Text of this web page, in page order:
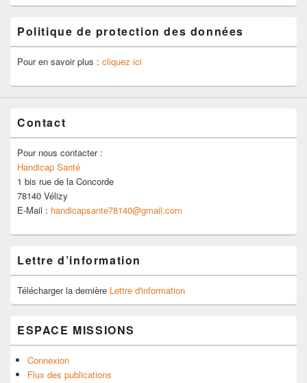
Politique de protection des données
Pour en savoir plus : cliquez ici
Contact
Pour nous contacter :
Handicap Santé
1 bis rue de la Concorde
78140 Vélizy
E-Mail : handicapsante78140@gmail.com
Lettre d’information
Télécharger la dernière Lettre d'information
ESPACE MISSIONS
Connexion
Flux des publications